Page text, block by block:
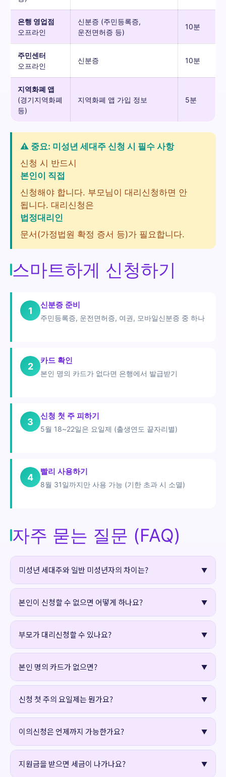
은행 영업점
오프라인
신분증 (주민등록증,
운전면허증 등)
10분
주민센터
오프라인
신분증 10분
지역화폐 앱
(경기지역화폐
등)
지역화폐 앱 가입 정보 5분
⚠️ 중요: 미성년 세대주 신청 시 필수 사항
신청 시 반드시
본인이 직접
신청해야 합니다. 부모님이 대리신청하면 안
됩니다. 대리신청은
법정대리인
문서(가정법원 확정 증서 등)가 필요합니다.
스마트하게 신청하기
1
신분증 준비
주민등록증, 운전면허증, 여권, 모바일신분증 중 하나
2
카드 확인
본인 명의 카드가 없다면 은행에서 발급받기
3
신청 첫 주 피하기
5월 18~22일은 요일제 (출생연도 끝자리별)
4
빨리 사용하기
8월 31일까지만 사용 가능 (기한 초과 시 소멸)
자주 묻는 질문 (FAQ)
미성년 세대주와 일반 미성년자의 차이는?
본인이 신청할 수 없으면 어떻게 하나요?
부모가 대리신청할 수 있나요?
본인 명의 카드가 없으면?
신청 첫 주의 요일제는 뭔가요?
이의신청은 언제까지 가능한가요?
지원금을 받으면 세금이 나가나요?